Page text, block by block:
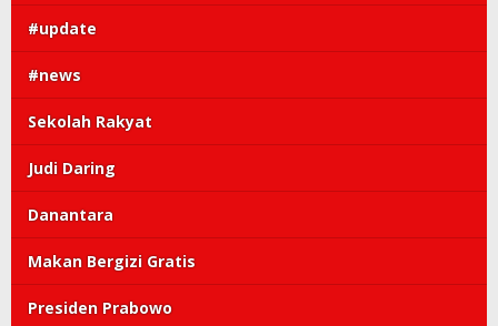
#update
#news
Sekolah Rakyat
Judi Daring
Danantara
Makan Bergizi Gratis
Presiden Prabowo